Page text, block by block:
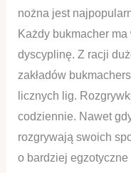
nożna jest
Każdy bukmacher
dyscyplinę. Z racji
zakładów
licznych lig.
codziennie. Nawet
rozgrywają swoich
o bardziej egzotyczne